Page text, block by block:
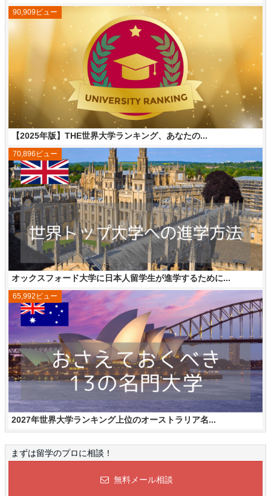
【2025年版】THE世界大学ランキング、あなたの...
90,909ビュー
オックスフォード大学に日本人留学生が進学するために...
70,896ビュー
2027年世界大学ランキング上位のオーストラリア名...
65,992ビュー
まずは留学のプロに相談！
無料メール相談